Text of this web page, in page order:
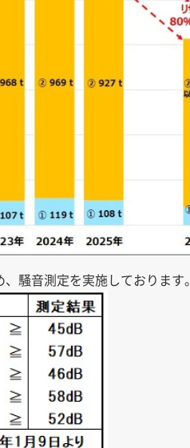
騒音測定を実施しております。